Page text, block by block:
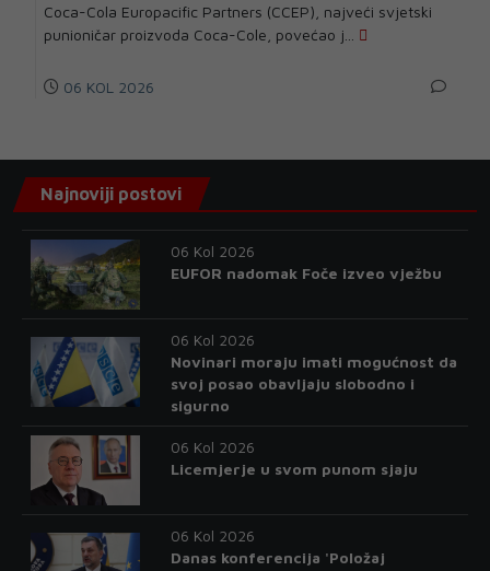
Coca-Cola Europacific Partners (CCEP), najveći svjetski
punioničar proizvoda Coca-Cole, povećao j...
06 KOL 2026
Najnoviji postovi
06 Kol 2026
EUFOR nadomak Foče izveo vježbu
06 Kol 2026
Novinari moraju imati mogućnost da
svoj posao obavljaju slobodno i
sigurno
06 Kol 2026
Licemjerje u svom punom sjaju
06 Kol 2026
Danas konferencija 'Položaj